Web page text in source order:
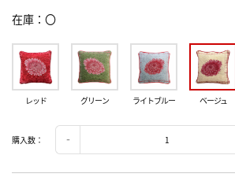
在庫 〇
レッド グリーン ライトブルー ベージュ
購入数：